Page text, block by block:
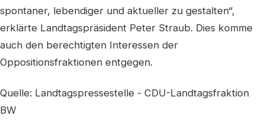
spontaner, lebendiger und aktueller zu gestalten“,
erklärte Landtagspräsident Peter Straub. Dies komme
auch den berechtigten Interessen der
Oppositionsfraktionen entgegen.
Quelle: Landtagspressestelle - CDU-Landtagsfraktion
BW